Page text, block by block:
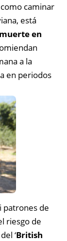
caminar
está
en
a la
en periodos
patrones de
riesgo de
‘British